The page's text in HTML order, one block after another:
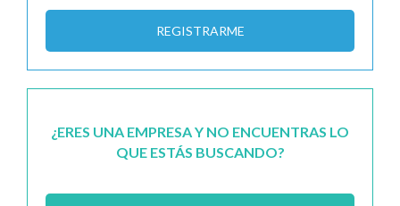
REGISTRARME
¿ERES UNA EMPRESA Y NO ENCUENTRAS LO
QUE ESTÁS BUSCANDO?